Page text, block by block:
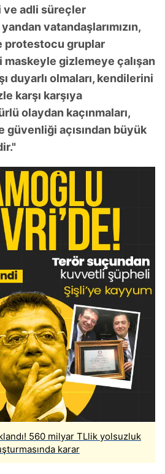
ve adli süreçler
vatandaşlarımızın,
protestocu gruplar
gizlemeye çalışan
duyarlı olmaları, kendilerini
karşı karşıya
olaydan kaçınmaları,
güvenliği açısından büyük
560 milyar TLlik yolsuzluk
karar